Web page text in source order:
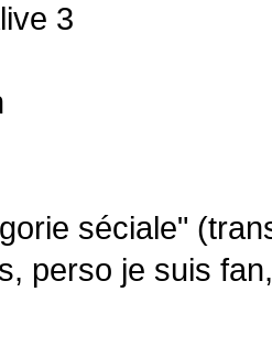
3
séciale"
perso je suis